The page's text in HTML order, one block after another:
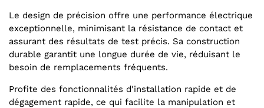
Le design de précision offre une performance électrique
exceptionnelle, minimisant la résistance de contact et
assurant des résultats de test précis. Sa construction
durable garantit une longue durée de vie, réduisant le
besoin de remplacements fréquents.
Profite des fonctionnalités d'installation rapide et de
dégagement rapide, ce qui facilite la manipulation et